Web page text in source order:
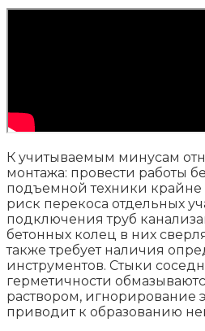
К учитываемым минусам
монтажа: провести работы
подъемной техники крайне
риск перекоса отдельных
подключения труб
бетонных колец в них
также требует наличия
инструментов. Стыки
герметичности
раствором, игнорирование
приводит к образованию